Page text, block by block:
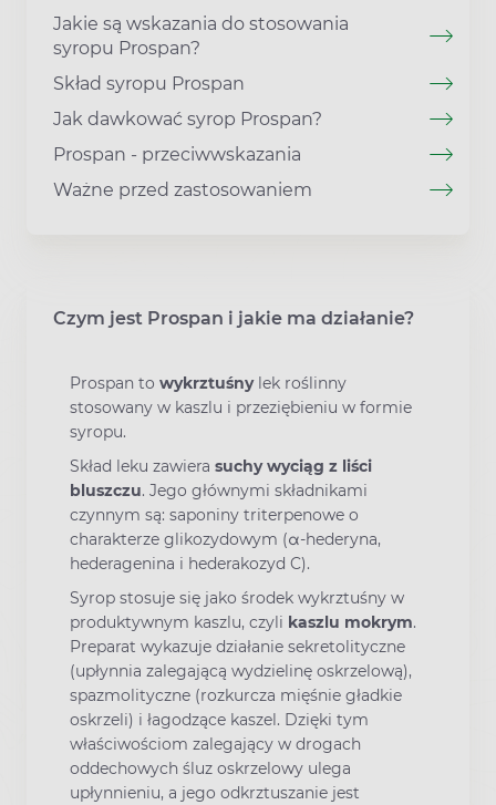
Jakie są wskazania do stosowania
syropu Prospan?
Skład syropu Prospan
Jak dawkować syrop Prospan?
Prospan - przeciwwskazania
Ważne przed zastosowaniem
Czym jest Prospan i jakie ma działanie?
Prospan to wykrztuśnylek roślinny
stosowany w kaszlu i przeziębieniu w formie
syropu.
Skład leku zawiera suchy wyciąg z liści
bluszczu. Jego głównymi składnikami
czynnym są: saponiny triterpenowe o
charakterze glikozydowym (α-hederyna,
hederagenina i hederakozyd C).
Syrop stosuje się jako środek wykrztuśny w
produktywnym kaszlu, czyli kaszlu mokrym.
Preparat wykazuje działanie sekretolityczne
(upłynnia zalegającą wydzielinę oskrzelową),
spazmolityczne (rozkurcza mięśnie gładkie
oskrzeli) i łagodzące kaszel. Dzięki tym
właściwościom zalegający w drogach
oddechowych śluz oskrzelowy ulega
upłynnieniu, a jego odkrztuszanie jest